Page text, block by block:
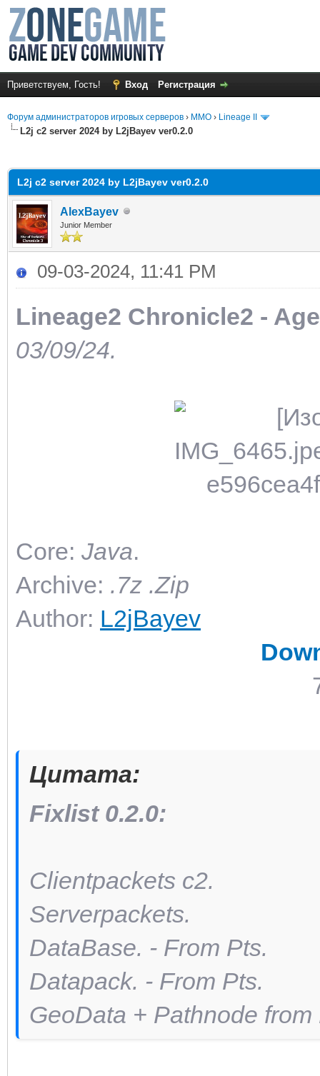
Приветствуем, Гость! Вход Регистрация
Форум администраторов игровых серверов › MMO › Lineage II
L2j c2 server 2024 by L2jBayev ver0.2.0
L2j c2 server 2024 by L2jBayev ver0.2.0
AlexBayev
Junior Member
09-03-2024, 11:41 PM
Lineage2 Chronicle2 -
03/09/24.
Core: Java.
Archive: .7z .Zip
Author: L2jBayev
Цитата:
Fixlist 0.2.0:
Clientpackets c2.
Serverpackets.
DataBase. - From Pts.
Datapack. - From Pts.
GeoData + Pathnode